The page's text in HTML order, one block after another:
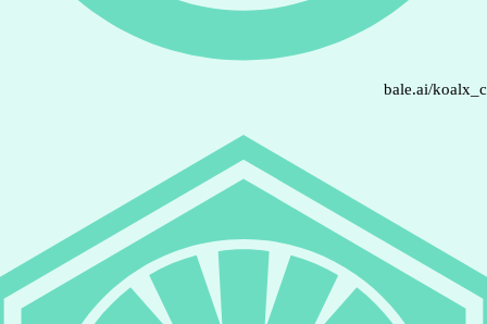
bale.ai/